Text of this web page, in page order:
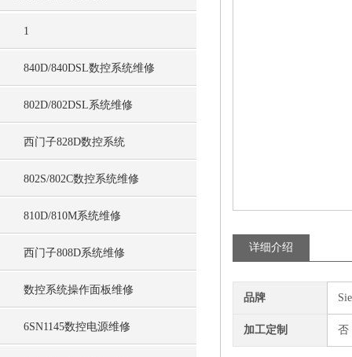
1
840D/840DSL数控系统维修
802D/802DSL系统维修
西门子828D数控系统
802S/802C数控系统维修
810D/810M系统维修
西门子808D系统维修
数控系统操作面板维修
6SN1145数控电源维修
详细介绍
品牌
加工定制 否